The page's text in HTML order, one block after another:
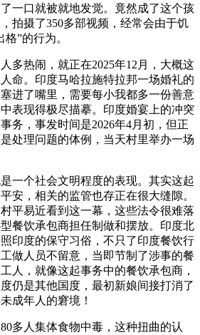
一口就被就地发觉。竟然成了这个孩
拍摄了350多部视频，经常会由于饥
”的行为。
热闹，就正在2025年12月，大概这
命。印度马哈拉施特拉邦一场婚礼的
进了嘴里，需要每小我都多一份善意
表现得极尽描摹。印度婚宴上的冲突
务，事发时间是2026年4月初，但正
处理问题的体例，当天村里举办一场
个社会文明程度的表现。其实这起
安，相关的监管也存正在很大缝隙。
平易近看到这一幕，这些法令很难落
餐饮承包商担任制做和摆放。印度北
印度的保守习俗，不只了印度餐饮行
做人员不留意，当即节制了涉事的餐
人，就像这起事务中的餐饮承包商，
仍是其他国度，最初新娘间接打消了
成年人的窘境！
人集体食物中毒，这种扭曲的认